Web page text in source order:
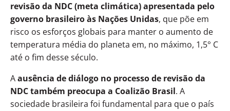
revisão da NDC (meta climática) apresentada pelo
governo brasileiro às Nações Unidas, que põe em
risco os esforços globais para manter o aumento de
temperatura média do planeta em, no máximo, 1,5° C
até o fim desse século.
Aausência de diálogo no processo de revisão da
NDC também preocupa a Coalizão Brasil. A
sociedade brasileira foi fundamental para que o país